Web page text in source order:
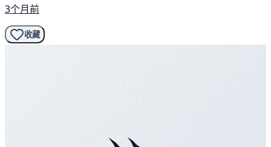
3个月前
收藏